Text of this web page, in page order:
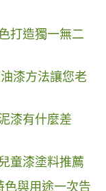
打造獨一無二
漆方法讓您老
漆有什麼差
童漆塗料推薦
色與用途一次告